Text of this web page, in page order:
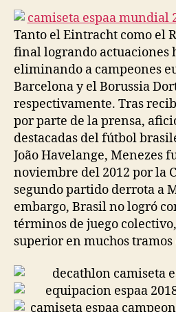
Tanto el Eintracht como el
final logrando actuaciones
eliminando a campeones
Barcelona y el Borussia
respectivamente. Tras
por parte de la prensa,
destacadas del fútbol
João Havelange, Menezes
noviembre del 2012 por la
segundo partido derrota a
embargo, Brasil no logró
términos de juego
superior en muchos